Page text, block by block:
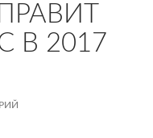
В 2017